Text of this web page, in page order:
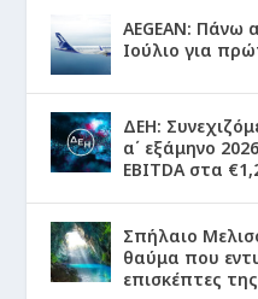
AEGEAN: Πάνω
Ιούλιο για
ΔΕΗ:
α΄ εξάμηνο
EBITDA στα
Σπήλαιο
θαύμα που
επισκέπτες